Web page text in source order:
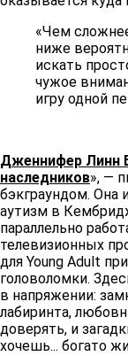
«Чем
ниже
искать
чужое
игру одной
Дженнифер Линн
наследников», —
бэкграундом. Она
аутизм в
параллельно
телевизионных
для Young Adult
головоломки.
в напряжении:
лабиринта,
доверять, и
хочешь... богато